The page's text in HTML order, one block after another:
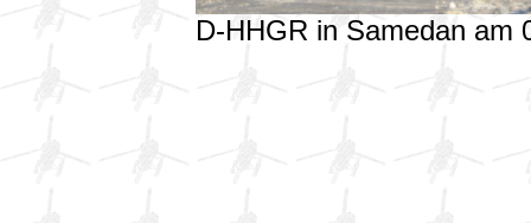
D-HHGR in Samedan am